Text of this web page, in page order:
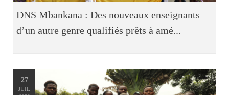
DNS Mbankana : Des nouveaux enseignants
d’un autre genre qualifiés prêts à amé...
27
JUIL